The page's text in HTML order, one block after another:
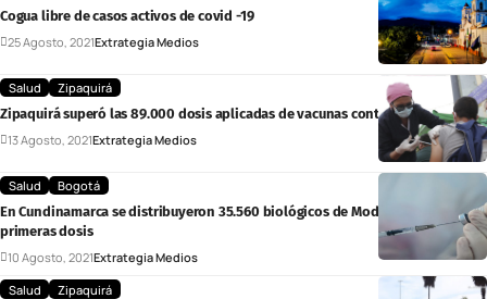
Cogua libre de casos activos de covid -19
25 Agosto, 2021Extrategia Medios
Salud
Zipaquirá
Zipaquirá superó las 89.000 dosis aplicadas de vacunas contra el covid-19
13 Agosto, 2021Extrategia Medios
Salud
Bogotá
En Cundinamarca se distribuyeron 35.560 biológicos de Moderna para
primeras dosis
10 Agosto, 2021Extrategia Medios
Salud
Zipaquirá